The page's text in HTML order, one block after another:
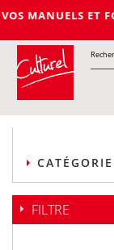
ET
CATÉGORIE
FILTRE